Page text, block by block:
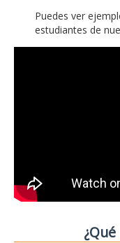
Puedes ver
estudiantes de